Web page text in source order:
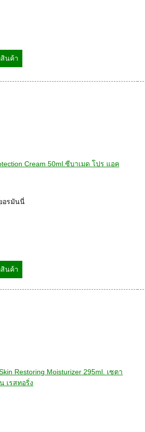
Cream 50ml.ซีบาเมด โปร แอค
อรมันนี่
Restoring Moisturizer 295ml. เซตา
เรสทอริ่ง